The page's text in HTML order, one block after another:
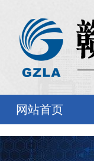
网站首页